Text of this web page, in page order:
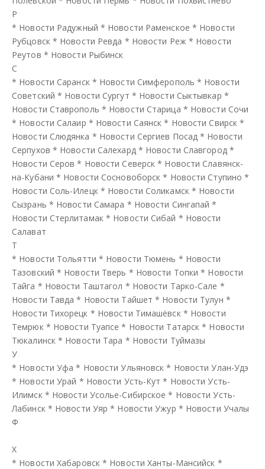
Р
* Новости Радужный * Новости Раменское * Новости
Рубцовск * Новости Ревда * Новости Реж * Новости
Реутов * Новости Рыбинск
С
* Новости Саранск * Новости Симферополь * Новости
Советский * Новости Сургут * Новости Сыктывкар *
Новости Ставрополь * Новости Старица * Новости Сочи
* Новости Салаир * Новости Саянск * Новости Свирск *
Новости Слюдянка * Новости Сергиев Посад * Новости
Серпухов * Новости Салехард * Новости Славгород *
Новости Серов * Новости Северск * Новости Славянск-
на-Кубани * Новости Сосновоборск * Новости Ступино *
Новости Соль-Илецк * Новости Соликамск * Новости
Сызрань * Новости Самара * Новости Сингапай *
Новости Стерлитамак * Новости Сибай * Новости
Салават
Т
* Новости Тольятти * Новости Тюмень * Новости
Тазовский * Новости Тверь * Новости Топки * Новости
Тайга * Новости Таштагол * Новости Тарко-Сале *
Новости Тавда * Новости Тайшет * Новости Тулун *
Новости Тихорецк * Новости Тимашёвск * Новости
Темрюк * Новости Туапсе * Новости Татарск * Новости
Тюкалинск * Новости Тара * Новости Туймазы
У
* Новости Уфа * Новости Ульяновск * Новости Улан-Удэ
* Новости Урай * Новости Усть-Кут * Новости Усть-
Илимск * Новости Усолье-Сибирское * Новости Усть-
Лабинск * Новости Уяр * Новости Ужур * Новости Учалы
Ф
Х
* Новости Хабаровск * Новости Ханты-Мансийск *